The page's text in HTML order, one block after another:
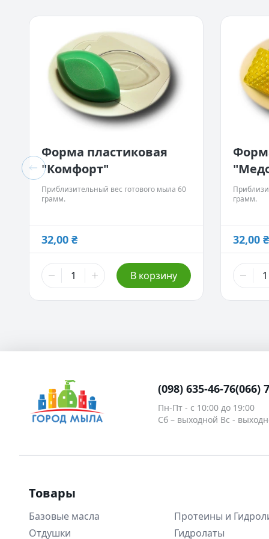
Водорастворимая бумага
Форма пластиковая
"Комфорт"
Приблизительный вес готового мыла 60
грамм.
32,00 ₴
В корзину
грамм.
32,00 ₴
(098) 635-46-76(066)
Пн-Пт - c 10:00 до 19:00
Сб – выходной Вс -
Товары
Базовые масла
Отдушки
Протеины и
Гидролаты